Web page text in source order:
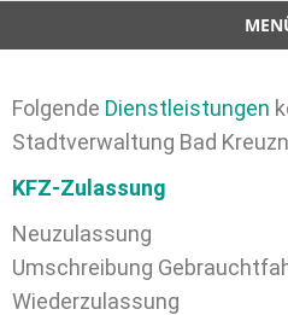
Folgende Dienstleistungen
Stadtverwaltung Bad
KFZ-Zulassung
Neuzulassung
Umschreibung
Wiederzulassung